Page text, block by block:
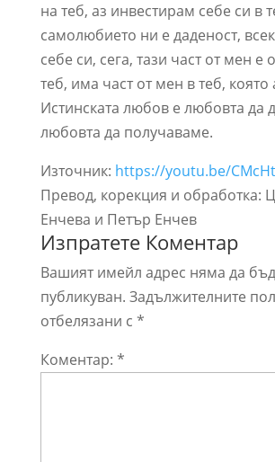
на теб, аз инвестирам себе си в
самолюбието ни е даденост,
себе си, сега, тази част от мен е
теб, има част от мен в теб,
Истинската любов е любовта да
любовта да получаваме.
Източник: https://youtu.be/
Превод, корекция и обработка:
Енчева и Петър Енчев
Изпратете Коментар
Вашият имейл адрес няма да
публикуван. Задължителните
отбелязани с *
Коментар: *